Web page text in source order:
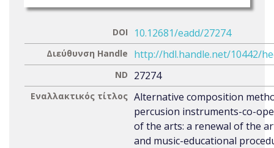
DOI 10.12681/eadd/27274
Διεύθυνση Handle http://hdl.handle.net/10442/
ND 27274
Εναλλακτικός τίτλος Alternative composition
percusion instruments-co-
of the arts: a renewal of the
and music-educational